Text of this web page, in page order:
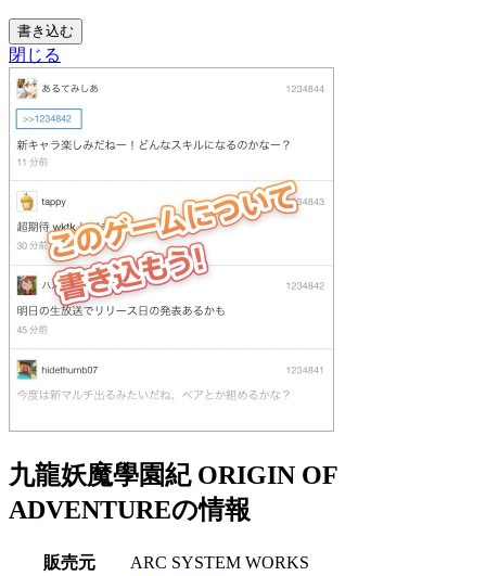
書き込む
閉じる
九龍妖魔學園紀 ORIGIN OF
ADVENTUREの情報
販売元
ARC SYSTEM WORKS